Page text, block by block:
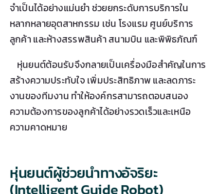
จำเป็นได้อย่างแม่นยำ ช่วยยกระดับการบริการใน
หลากหลายอุตสาหกรรม เช่น โรงแรม ศูนย์บริการ
ลูกค้า และห้างสรรพสินค้า สนามบิน และพิพิธภัณฑ์
หุ่นยนต์ต้อนรับจึงกลายเป็นเครื่องมือสำคัญในการ
สร้างความประทับใจ เพิ่มประสิทธิภาพ และลดภาระ
งานของทีมงาน ทำให้องค์กรสามารถตอบสนอง
ความต้องการของลูกค้าได้อย่างรวดเร็วและเหนือ
ความคาดหมาย
หุ่นยนต์ผู้ช่วยนำทางอัจริยะ
(Intelligent Guide Robot)